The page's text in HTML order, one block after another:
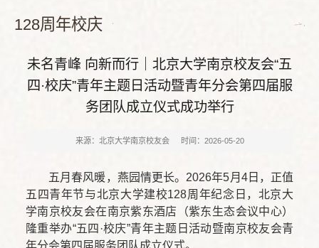
128周年校庆
未名青峰 向新而行｜北京大学南京校友会“五
四·校庆”青年主题日活动暨青年分会第四届服
务团队成立仪式成功举行
来源：北京大学南京校友会 时间：2026-05-20
五月春风暖，燕园情更长。2026年5月4日，正值
五四青年节与北京大学建校128周年纪念日，北京大
学南京校友会在南京紫东酒店（紫东生态会议中心）
隆重举办“五四·校庆”青年主题日活动暨南京校友会青
年分会第四届服务团队成立仪式。